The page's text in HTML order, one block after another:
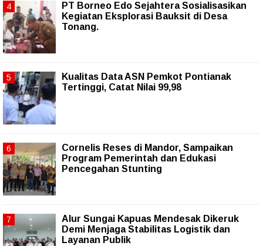
PT Borneo Edo Sejahtera Sosialisasikan
Kegiatan Eksplorasi Bauksit di Desa
Tonang.
Kualitas Data ASN Pemkot Pontianak
Tertinggi, Catat Nilai 99,98
Cornelis Reses di Mandor, Sampaikan
Program Pemerintah dan Edukasi
Pencegahan Stunting
Alur Sungai Kapuas Mendesak Dikeruk
Demi Menjaga Stabilitas Logistik dan
Layanan Publik